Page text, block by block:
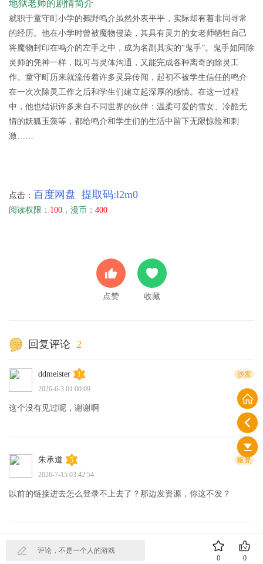
地狱老师的剧情简介
就职于童守町小学的鵺野鸣介虽然外表平平，实际却有着非同寻常
的经历。他在小学时曾被魔物侵染，其具有灵力的女老师牺牲自己
将魔物封印在鸣介的左手之中，成为名副其实的“鬼手”。鬼手如同除
灵师的凭神一样，既可与灵体沟通，又能完成各种离奇的除灵工
作。童守町历来就流传着许多灵异传闻，起初不被学生信任的鸣介
在一次次除灵工作之后和学生们建立起深厚的感情。在这一过程
中，他也结识许多来自不同世界的伙伴：温柔可爱的雪女、冷酷无
情的妖狐玉藻等，都给鸣介和学生们的生活中留下无限惊险和刺
激……
点击： 百度网盘 提取码:l2m0
阅读权限： 100 ，漫币： 400
点赞 收藏
回复评论 2
ddmeister 1
沙发
2026-6-3 01:00:09
这个没有见过呢，谢谢啊
朱承道 5
板凳
2026-7-15 03:42:54
以前的链接进去怎么登录不上去了？那边发资源，你这不发？
评论，不是一个人的游戏
0
0